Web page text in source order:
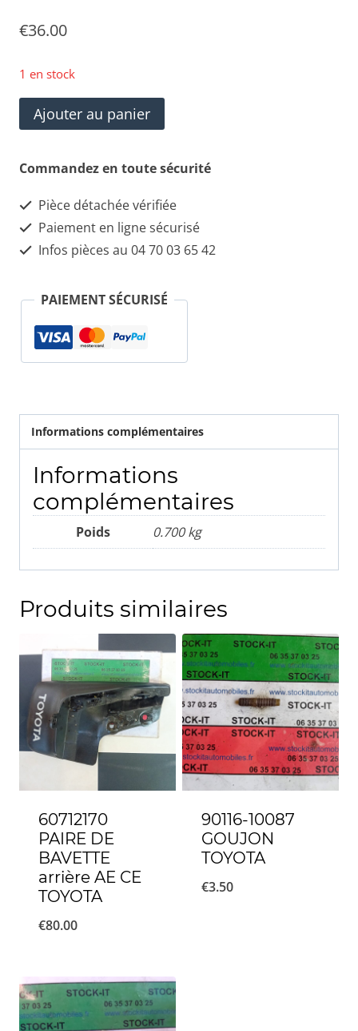
€36.00
1 en stock
quantité
de
STARK
0670070
Support
force
supérieur
pour
Nemo
Breakessieu
avant
gauche,
avec
roulement
à
billes
Ajouter au panier
Commandez en toute sécurité
Pièce détachée vérifiée
Paiement en ligne sécurisé
Infos pièces au 04 70 03 65 42
PAIEMENT SÉCURISÉ
Informations complémentaires
Informations
complémentaires
Poids 0.700 kg
Produits similaires
60712170
PAIRE DE
BAVETTE
arrière AE CE
TOYOTA
€80.00
90116-10087
GOUJON
TOYOTA
€3.50